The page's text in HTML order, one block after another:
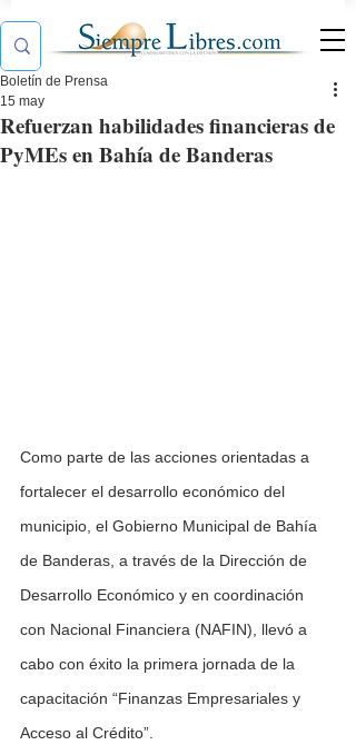
Refuerzan habilidades financieras de
PyMEs en Bahía de Banderas
Boletín de Prensa
15 may
Como parte de las acciones orientadas a
fortalecer el desarrollo económico del
municipio, el Gobierno Municipal de Bahía
de Banderas, a través de la Dirección de
Desarrollo Económico y en coordinación
con Nacional Financiera (NAFIN), llevó a
cabo con éxito la primera jornada de la
capacitación “Finanzas Empresariales y
Acceso al Crédito”.